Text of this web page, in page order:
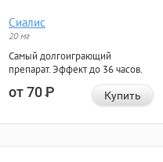
Сиалис
20 мг
Самый долгоиграющий
препарат. Эффект до 36 часов.
от 70Р Купить